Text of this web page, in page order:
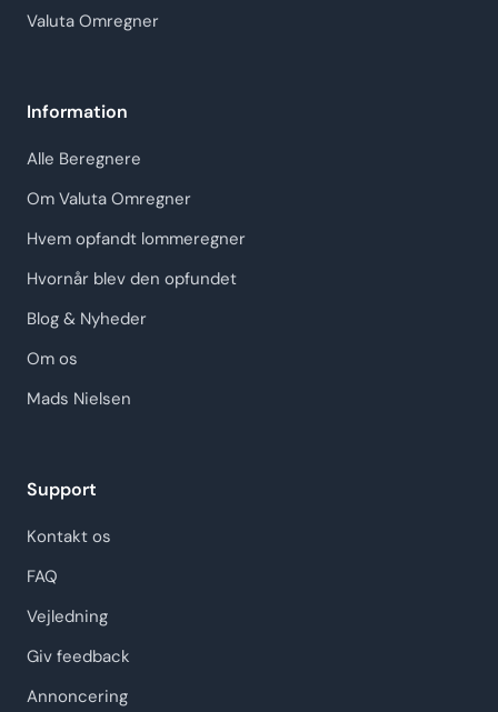
Valuta Omregner
Information
Alle Beregnere
Om Valuta Omregner
Hvem opfandt lommeregner
Hvornår blev den opfundet
Blog & Nyheder
Om os
Mads Nielsen
Support
Kontakt os
FAQ
Vejledning
Giv feedback
Annoncering